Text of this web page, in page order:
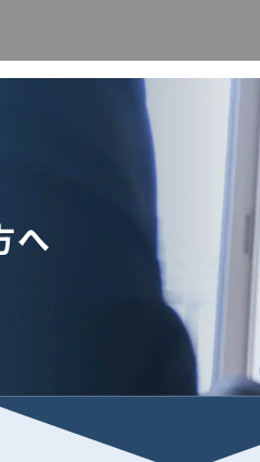
へ